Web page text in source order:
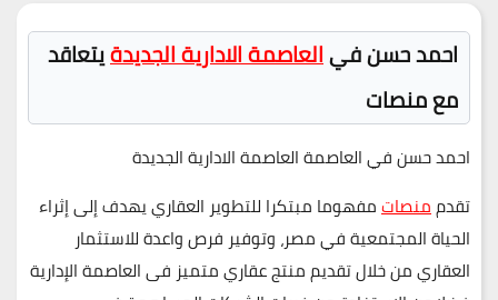
احمد حسن فيالعاصمة الادارية الجديدةيتعاقد
مع منصات
احمد حسن في العاصمة العاصمة الادارية الجديدة
تقدممنصاتمفهوما مبتكرا للتطوير العقاري يهدف إلى إثراء
الحياة المجتمعية في مصر، وتوفير فرص واعدة للاستثمار
العقاري من خلال تقديم منتج عقاري متميز فى العاصمة الإدارية